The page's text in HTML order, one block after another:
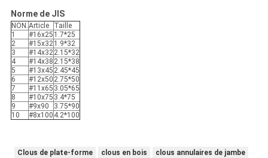
Norme de JIS
NON.Article
Taille
1
#16x25 1.7*25
2
#15x321.9*32
3
#14x322.15*32
4
#14x38 2.15*38
5
#13x45 2.45*45
6
#12x50 2.75*50
7
#11x65 3.05*65
8
#10x75 3.4*75
9
#9x90
3.75*90
10
#8x100 4.2*100
Clous de plate-forme clous en bois clous annulaires de jambe